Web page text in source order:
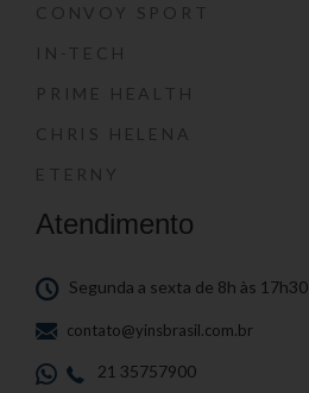
CONVOY SPORT
IN-TECH
PRIME HEALTH
CHRIS HELENA
ETERNY
Atendimento
Segunda a sexta de 8h às 17h30
contato@yinsbrasil.com.br
21 35757900